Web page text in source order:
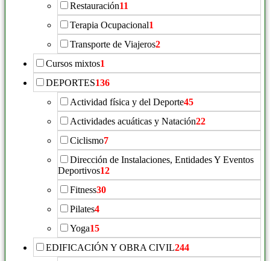
Restauración11
Terapia Ocupacional1
Transporte de Viajeros2
Cursos mixtos1
DEPORTES136
Actividad física y del Deporte45
Actividades acuáticas y Natación22
Ciclismo7
Dirección de Instalaciones, Entidades Y Eventos
Deportivos12
Fitness30
Pilates4
Yoga15
EDIFICACIÓN Y OBRA CIVIL244